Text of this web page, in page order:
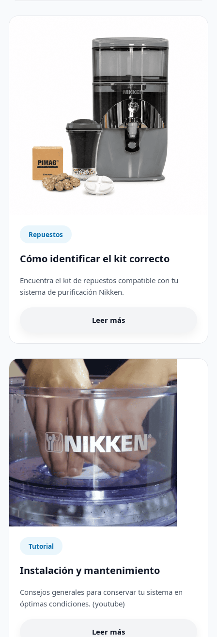
Repuestos
Cómo identificar el kit correcto
Encuentra el kit de repuestos compatible con tu
sistema de purificación Nikken.
Leer más
Tutorial
Instalación y mantenimiento
Consejos generales para conservar tu sistema en
óptimas condiciones. (youtube)
Leer más